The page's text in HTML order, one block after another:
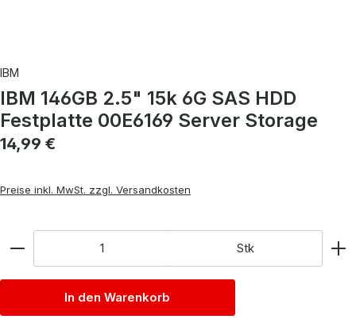
IBM
IBM 146GB 2.5" 15k 6G SAS HDD
Festplatte 00E6169 Server Storage
Regulärer Preis:
14,99 €
Preise inkl. MwSt. zzgl. Versandkosten
Stk
In den Warenkorb